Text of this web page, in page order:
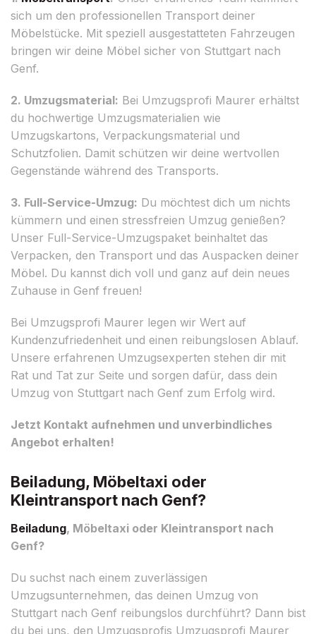
sich um den professionellen Transport deiner
Möbelstücke. Mit speziell ausgestatteten Fahrzeugen
bringen wir deine Möbel sicher von Stuttgart nach
Genf.
2. Umzugsmaterial: Bei Umzugsprofi Maurer erhältst
du hochwertige Umzugsmaterialien wie
Umzugskartons, Verpackungsmaterial und
Schutzfolien. Damit schützen wir deine wertvollen
Gegenstände während des Transports.
3. Full-Service-Umzug: Du möchtest dich um nichts
kümmern und einen stressfreien Umzug genießen?
Unser Full-Service-Umzugspaket beinhaltet das
Verpacken, den Transport und das Auspacken deiner
Möbel. Du kannst dich voll und ganz auf dein neues
Zuhause in Genf freuen!
Bei Umzugsprofi Maurer legen wir Wert auf
Kundenzufriedenheit und einen reibungslosen Ablauf.
Unsere erfahrenen Umzugsexperten stehen dir mit
Rat und Tat zur Seite und sorgen dafür, dass dein
Umzug von Stuttgart nach Genf zum Erfolg wird.
Jetzt Kontakt aufnehmen und unverbindliches
Angebot erhalten!
Beiladung, Möbeltaxi oder
Kleintransport nach Genf?
Beiladung, Möbeltaxi oder Kleintransport nach
Genf?
Du suchst nach einem zuverlässigen
Umzugsunternehmen, das deinen Umzug von
Stuttgart nach Genf reibungslos durchführt? Dann bist
du bei uns, den Umzugsprofis Umzugsprofi Maurer